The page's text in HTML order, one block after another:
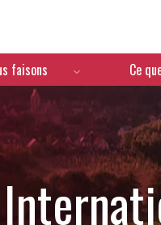
faisons Ce